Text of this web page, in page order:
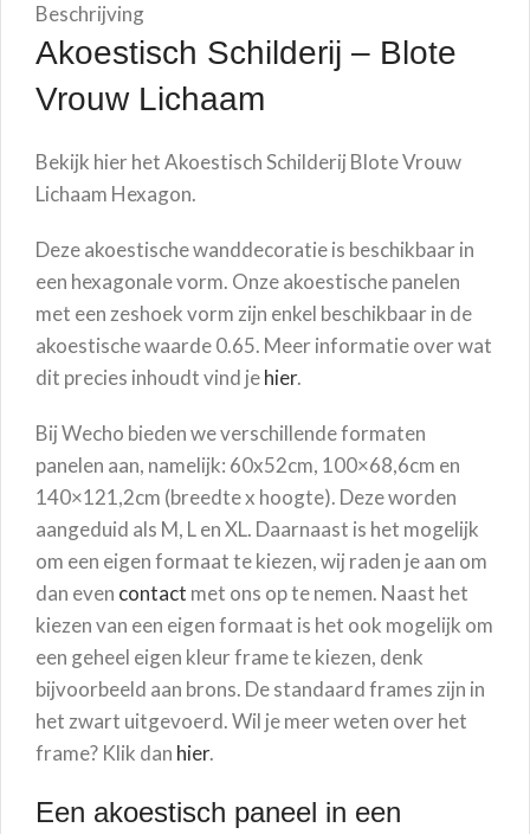
Beschrijving
Akoestisch Schilderij – Blote
Vrouw Lichaam
Bekijk hier het Akoestisch Schilderij Blote Vrouw
Lichaam Hexagon.
Deze akoestische wanddecoratie is beschikbaar in
een hexagonale vorm. Onze akoestische panelen
met een zeshoek vorm zijn enkel beschikbaar in de
akoestische waarde 0.65. Meer informatie over wat
dit precies inhoudt vind jehier.
Bij Wecho bieden we verschillende formaten
panelen aan, namelijk: 60x52cm, 100×68,6cm en
140×121,2cm (breedte x hoogte). Deze worden
aangeduid als M, L en XL. Daarnaast is het mogelijk
om een eigen formaat te kiezen, wij raden je aan om
dan even contact met ons op te nemen. Naast het
kiezen van een eigen formaat is het ook mogelijk om
een geheel eigen kleur frame te kiezen, denk
bijvoorbeeld aan brons. De standaard frames zijn in
het zwart uitgevoerd. Wil je meer weten over het
frame? Klik dan hier.
Een akoestisch paneel in een